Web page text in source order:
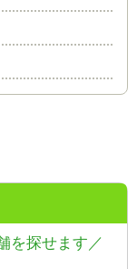
を探せます／